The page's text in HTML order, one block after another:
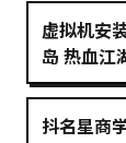
虚拟机安
岛 热血江
抖名星商